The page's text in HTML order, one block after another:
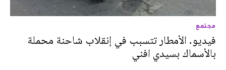
مجتمع
فيديو. الأمطار تتسبب في إنقلاب شاحنة محملة
بالأسماك بسيدي افني